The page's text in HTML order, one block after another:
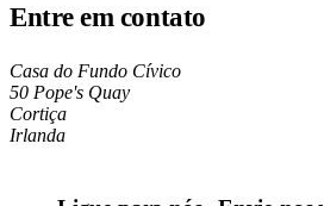
Entre em contato
Casa do Fundo Cívico
50 Pope's Quay
Cortiça
Irlanda